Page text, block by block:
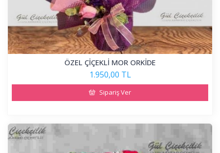
ÖZEL ÇİÇEKLİ MOR ORKİDE
1.950,00 TL
Sipariş Ver